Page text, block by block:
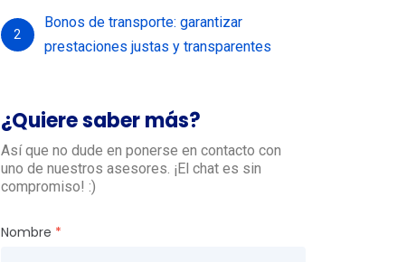
2
Bonos de transporte: garantizar
prestaciones justas y transparentes
¿Quiere saber más?
Así que no dude en ponerse en contacto con
uno de nuestros asesores. ¡El chat es sin
compromiso! :)
Nombre